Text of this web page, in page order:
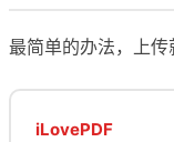
最简单的办法，上传
iLovePDF